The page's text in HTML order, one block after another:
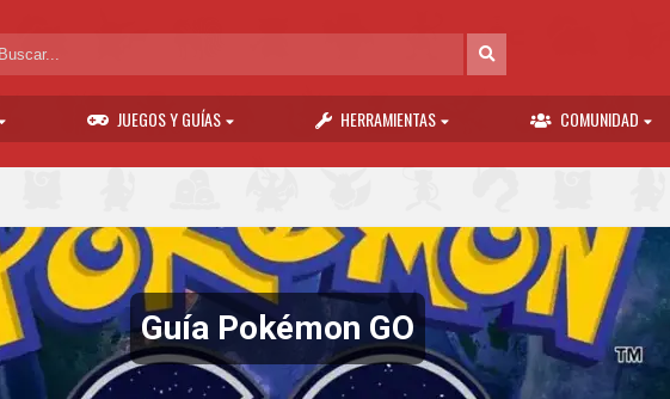
JUEGOS Y GUÍAS HERRAMIENTAS COMUNIDAD
Guía Pokémon GO